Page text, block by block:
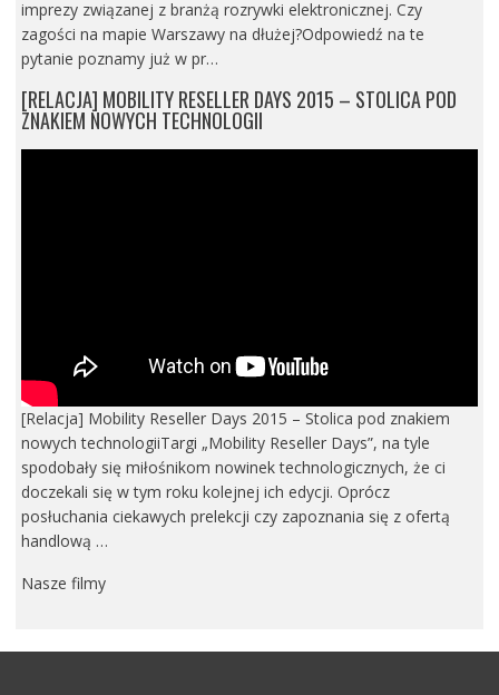
imprezy związanej z branżą rozrywki elektronicznej. Czy
zagości na mapie Warszawy na dłużej?Odpowiedź na te
pytanie poznamy już w pr…
[RELACJA] MOBILITY RESELLER DAYS 2015 – STOLICA POD
ZNAKIEM NOWYCH TECHNOLOGII
[Relacja] Mobility Reseller Days 2015 – Stolica pod znakiem
nowych technologiiTargi „Mobility Reseller Days”, na tyle
spodobały się miłośnikom nowinek technologicznych, że ci
doczekali się w tym roku kolejnej ich edycji. Oprócz
posłuchania ciekawych prelekcji czy zapoznania się z ofertą
handlową …
Nasze filmy